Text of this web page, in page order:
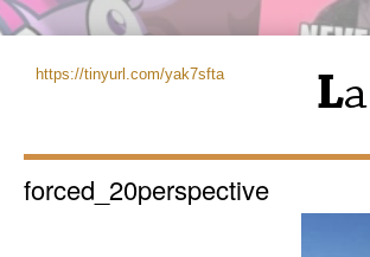
https://tinyurl.com/yak7sfta
forced_20perspective